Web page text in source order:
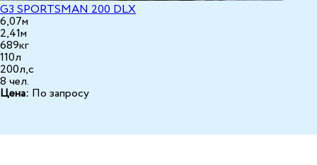
G3 SPORTSMAN 200 DLX
6,07м
2,41м
689кг
110л
200л,с
8 чел.
Цена: По запросу